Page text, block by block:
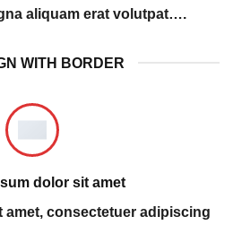
aliquam erat volutpat….
WITH BORDER
dolor sit amet
amet, consectetuer adipiscing